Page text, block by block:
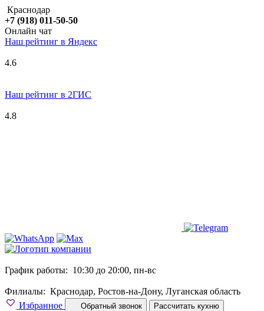
Краснодар
+7 (918) 011-50-50
Онлайн чат
Наш рейтинг в Яндекс
4.6
Наш рейтинг в 2ГИС
4.8
График работы: 10:30 до 20:00, пн-вс
Филиалы: Краснодар, Ростов-на-Дону, Луганская область
Избранное
Обратный звонок Рассчитать кухню